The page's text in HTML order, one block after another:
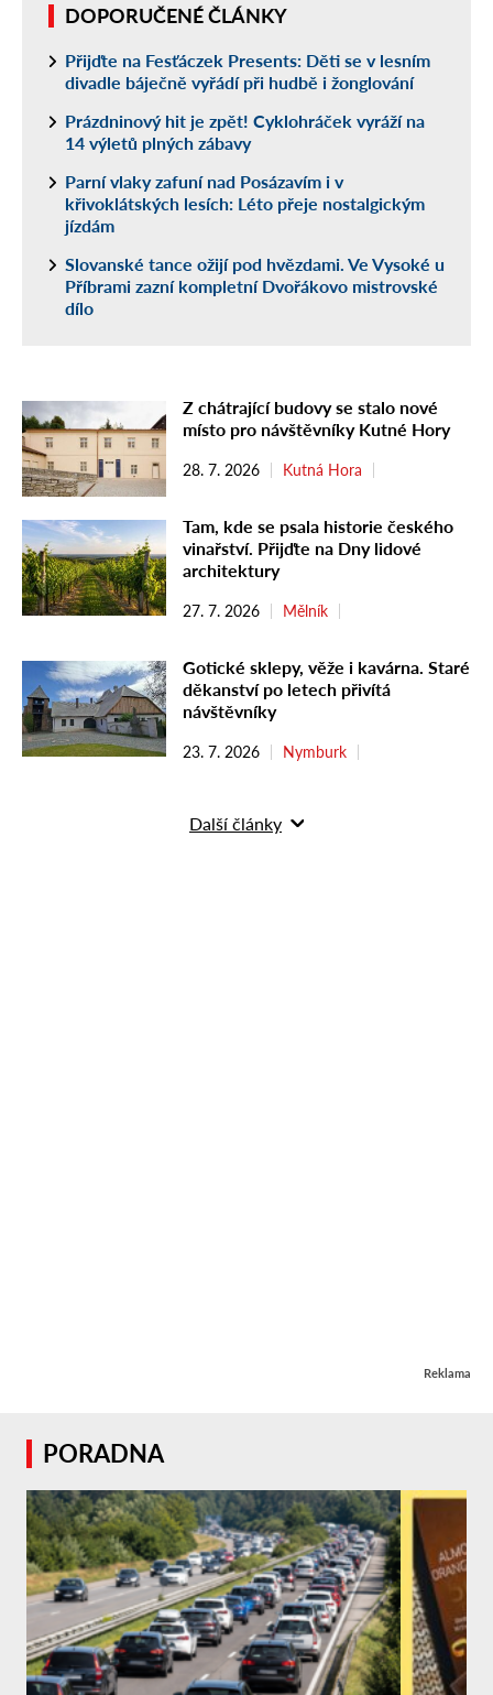
DOPORUČENÉ ČLÁNKY
Přijďte na Fesťáczek Presents: Děti se v lesním
divadle báječně vyřádí při hudbě i žonglování
Prázdninový hit je zpět! Cyklohráček vyráží na
14 výletů plných zábavy
Parní vlaky zafuní nad Posázavím i v
křivoklátských lesích: Léto přeje nostalgickým
jízdám
Slovanské tance ožijí pod hvězdami. Ve Vysoké u
Příbrami zazní kompletní Dvořákovo mistrovské
dílo
Z chátrající budovy se stalo nové
místo pro návštěvníky Kutné Hory
28. 7. 2026 Kutná Hora
Tam, kde se psala historie českého
vinařství. Přijďte na Dny lidové
architektury
27. 7. 2026 Mělník
Gotické sklepy, věže i kavárna. Staré
děkanství po letech přivítá
návštěvníky
23. 7. 2026 Nymburk
Další články
Reklama
PORADNA